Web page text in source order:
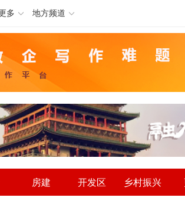
多 地方频道
房建 开发区 乡村振兴